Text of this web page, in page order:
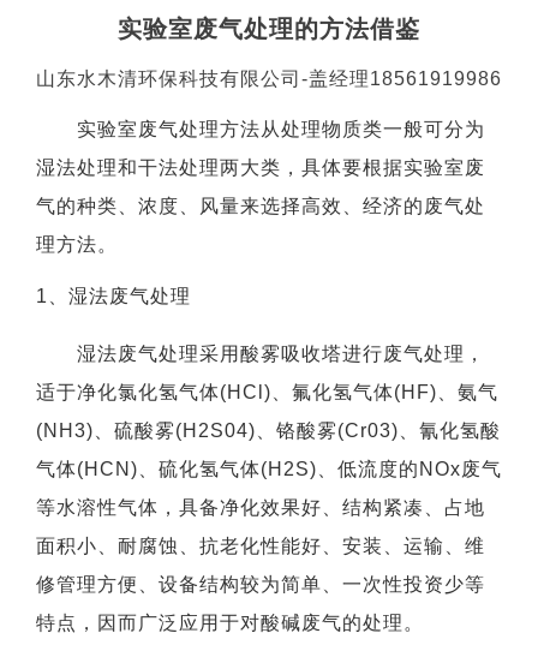
实验室废气处理的方法借鉴
山东水木清环保科技有限公司-盖经理18561919986
实验室废气处理方法从处理物质类一般可分为
湿法处理和干法处理两大类，具体要根据实验室废
气的种类、浓度、风量来选择高效、经济的废气处
理方法。
1、湿法废气处理
湿法废气处理采用酸雾吸收塔进行废气处理，
适于净化氯化氢气体(HCl)、氟化氢气体(HF)、氨气
(NH3)、硫酸雾(H2S04)、铬酸雾(Cr03)、氰化氢酸
气体(HCN)、硫化氢气体(H2S)、低流度的NOx废气
等水溶性气体，具备净化效果好、结构紧凑、占地
面积小、耐腐蚀、抗老化性能好、安装、运输、维
修管理方便、设备结构较为简单、一次性投资少等
特点，因而广泛应用于对酸碱废气的处理。